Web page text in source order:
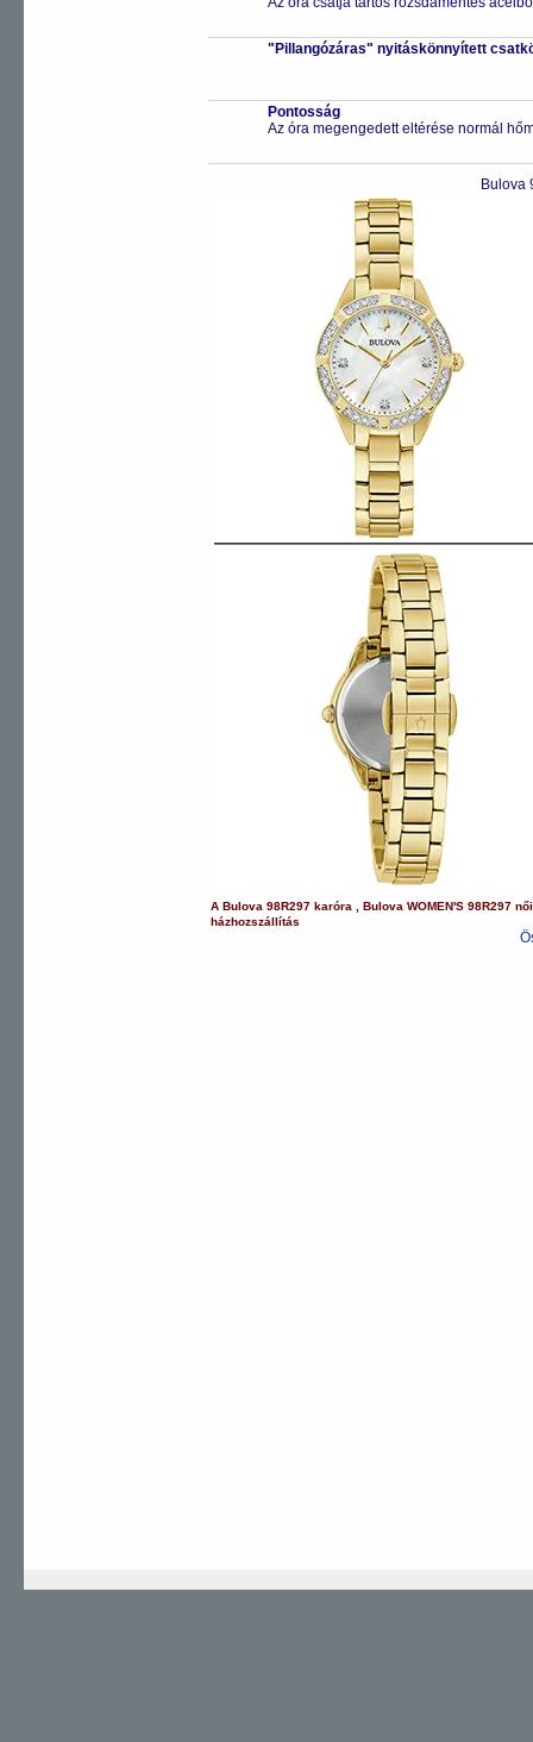
"Pillangózáras" nyitáskönnyített
Pontosság
Az óra megengedett eltérése normál
Bulova
ABulova 98R297 karóra ,Bulova WOMEN'S 98R297
házhozszállítás